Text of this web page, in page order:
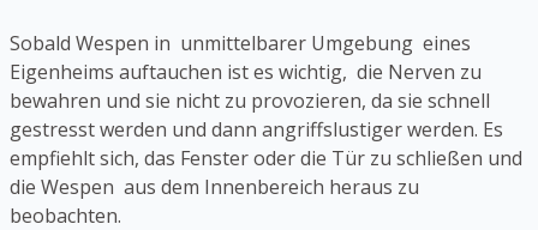
Sobald Wespen in unmittelbarer Umgebung eines
Eigenheims auftauchen ist es wichtig, die Nerven zu
bewahren und sie nicht zu provozieren, da sie schnell
gestresst werden und dann angriffslustiger werden. Es
empfiehlt sich, das Fenster oder die Tür zu schließen und
die Wespen aus dem Innenbereich heraus zu
beobachten.